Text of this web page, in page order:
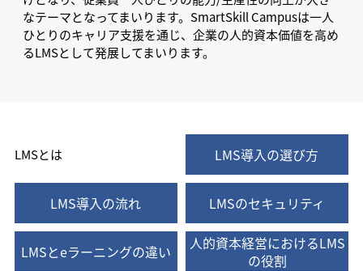
LMSとは LMS導入の選び方
LMS導入の流れ LMSのセキュリティ
LMSとeラーニングの違い
人的資本経営におけるLMS
の役割
なテーマとなってまいります。SmartSkill Campusは一人
ひとりのキャリア支援を通じ、企業の人的資本価値を高め
るLMSとして発展してまいります。